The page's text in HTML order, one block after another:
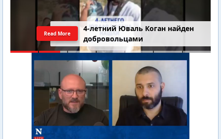
4-летний Юваль Коган найден
добровольцами
Read More